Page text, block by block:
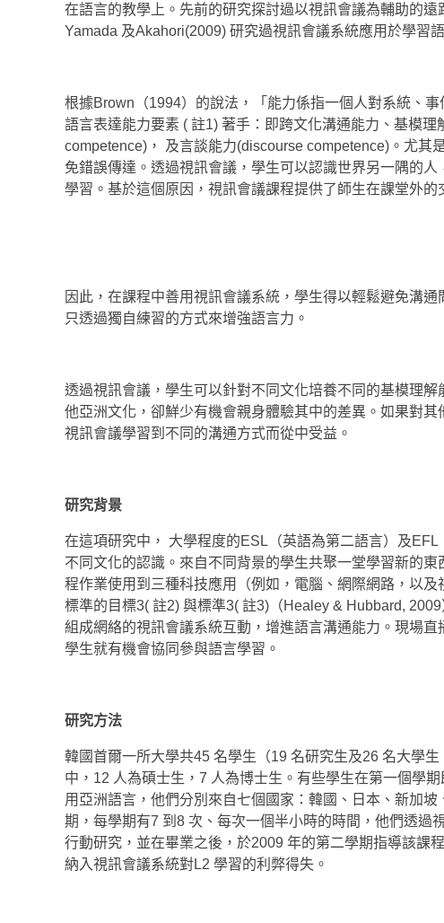
在語言的教學上。先前的研究探討過以視訊會議為輔助的
Yamada 及Akahori(2009) 研究過視訊會議系統應用於學習
根據Brown（1994）的說法，「能力係指一個人對系統、
語言表達能力要素 ( 註1) 著手：即跨文化溝通能力、基模
competence)， 及言談能力(discourse competence)。尤
免錯誤傳達。透過視訊會議，學生可以認識世界另一隅的
學習。基於這個原因，視訊會議課程提供了師生在課堂外的
因此，在課程中善用視訊會議系統，學生得以輕鬆避免溝
只透過獨自練習的方式來增強語言力。
透過視訊會議，學生可以針對不同文化培養不同的基模理
他亞洲文化，卻鮮少有機會親身體驗其中的差異。如果對
視訊會議學習到不同的溝通方式而從中受益。
研究背景
在這項研究中， 大學程度的ESL（英語為第二語言）及
不同文化的認識。來自不同背景的學生共聚一堂學習新的
程作業使用到三種科技應用（例如，電腦、網際網路，以
標準的目標3( 註2) 與標準3( 註3)（Healey & Hubbard,
組成網絡的視訊會議系統互動，增進語言溝通能力。現場
學生就有機會協同參與語言學習。
研究方法
韓國首爾一所大學共45 名學生（19 名研究生及26 名大學
中，12 人為碩士生，7 人為博士生。有些學生在第一個學
用亞洲語言，他們分別來自七個國家：韓國、日本、新加
期，每學期有7 到8 次、每次一個半小時的時間，他們透
行動研究，並在畢業之後，於2009 年的第二學期指導該課
納入視訊會議系統對L2 學習的利弊得失。